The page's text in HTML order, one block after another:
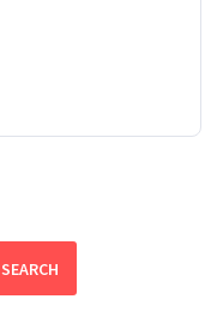
SEARCH